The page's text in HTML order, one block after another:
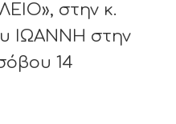
στην κ.
ΙΩΑΝΝΗ στην
14